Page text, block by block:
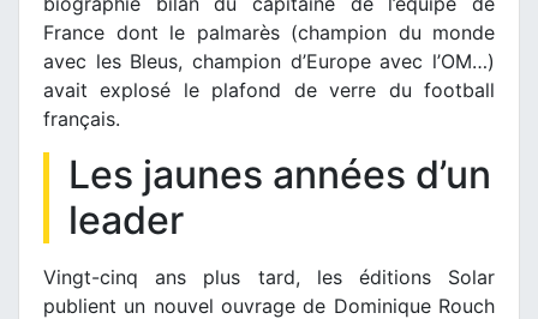
France dont le palmarès (champion du monde
avec les Bleus, champion d’Europe avec l’OM…)
avait explosé le plafond de verre du football
français.
Les jaunes années d’un
leader
Vingt-cinq ans plus tard, les éditions Solar
publient un nouvel ouvrage de Dominique Rouch